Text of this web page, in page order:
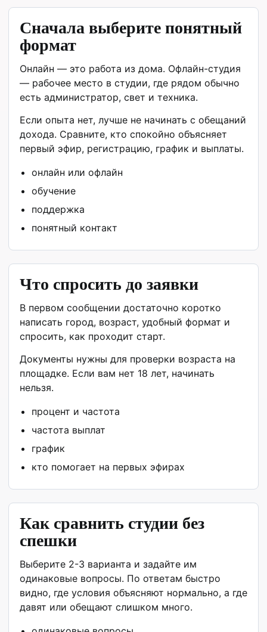
Сначала выберите понятный
формат
Онлайн — это работа из дома. Офлайн-студия
— рабочее место в студии, где рядом обычно
есть администратор, свет и техника.
Если опыта нет, лучше не начинать с обещаний
дохода. Сравните, кто спокойно объясняет
первый эфир, регистрацию, график и выплаты.
онлайн или офлайн
обучение
поддержка
понятный контакт
Что спросить до заявки
В первом сообщении достаточно коротко
написать город, возраст, удобный формат и
спросить, как проходит старт.
Документы нужны для проверки возраста на
площадке. Если вам нет 18 лет, начинать
нельзя.
процент и частота
частота выплат
график
кто помогает на первых эфирах
Как сравнить студии без
спешки
Выберите 2-3 варианта и задайте им
одинаковые вопросы. По ответам быстро
видно, где условия объясняют нормально, а где
давят или обещают слишком много.